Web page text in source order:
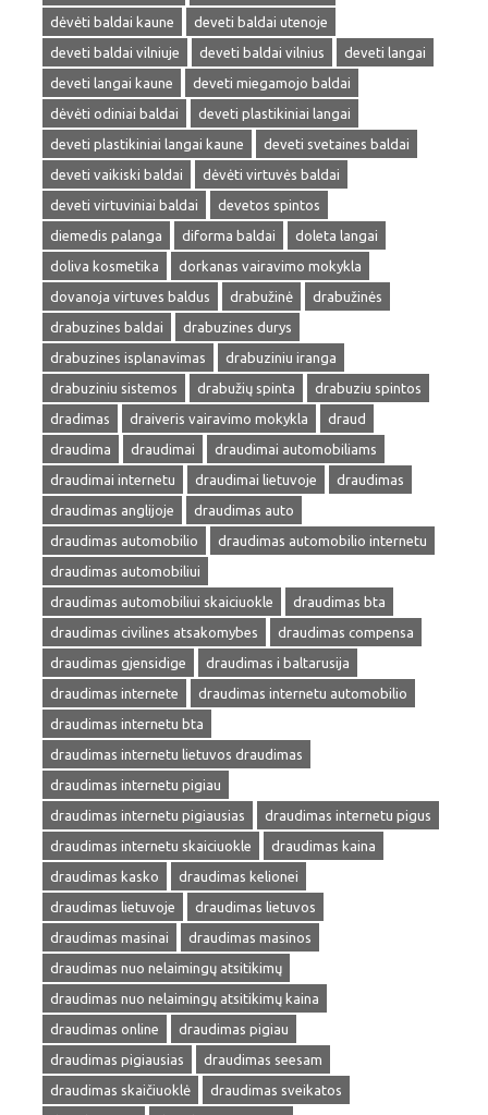
dėvėti baldai kaune
deveti baldai utenoje
deveti baldai vilniuje
deveti baldai vilnius
deveti langai
deveti langai kaune
deveti miegamojo baldai
dėvėti odiniai baldai
deveti plastikiniai langai
deveti plastikiniai langai kaune
deveti svetaines baldai
deveti vaikiski baldai
dėvėti virtuvės baldai
deveti virtuviniai baldai
devetos spintos
diemedis palanga
diforma baldai
doleta langai
doliva kosmetika
dorkanas vairavimo mokykla
dovanoja virtuves baldus
drabužinė
drabužinės
drabuzines baldai
drabuzines durys
drabuzines isplanavimas
drabuziniu iranga
drabuziniu sistemos
drabužių spinta
drabuziu spintos
dradimas
draiveris vairavimo mokykla
draud
draudima
draudimai
draudimai automobiliams
draudimai internetu
draudimai lietuvoje
draudimas
draudimas anglijoje
draudimas auto
draudimas automobilio
draudimas automobilio internetu
draudimas automobiliui
draudimas automobiliui skaiciuokle
draudimas bta
draudimas civilines atsakomybes
draudimas compensa
draudimas gjensidige
draudimas i baltarusija
draudimas internete
draudimas internetu automobilio
draudimas internetu bta
draudimas internetu lietuvos draudimas
draudimas internetu pigiau
draudimas internetu pigiausias
draudimas internetu pigus
draudimas internetu skaiciuokle
draudimas kaina
draudimas kasko
draudimas kelionei
draudimas lietuvoje
draudimas lietuvos
draudimas masinai
draudimas masinos
draudimas nuo nelaimingų atsitikimų
draudimas nuo nelaimingų atsitikimų kaina
draudimas online
draudimas pigiau
draudimas pigiausias
draudimas seesam
draudimas skaičiuoklė
draudimas sveikatos